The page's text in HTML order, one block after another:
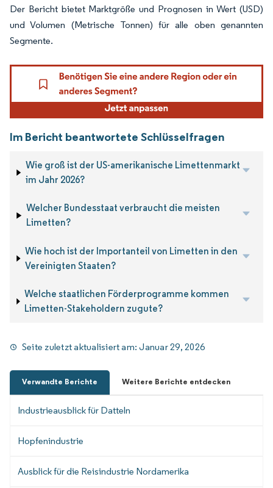
Der Bericht bietet Marktgröße und Prognosen in Wert (USD)
und Volumen (Metrische Tonnen) für alle oben genannten
Segmente.
Im Bericht beantwortete Schlüsselfragen
Wie groß ist der US-amerikanische Limettenmarkt
im Jahr 2026?
Welcher Bundesstaat verbraucht die meisten
Limetten?
Wie hoch ist der Importanteil von Limetten in den
Vereinigten Staaten?
Welche staatlichen Förderprogramme kommen
Limetten-Stakeholdern zugute?
Seite zuletzt aktualisiert am:Januar 29, 2026
Verwandte Berichte Weitere Berichte entdecken
Industrieausblick für Datteln
Hopfenindustrie
Ausblick für die Reisindustrie Nordamerika